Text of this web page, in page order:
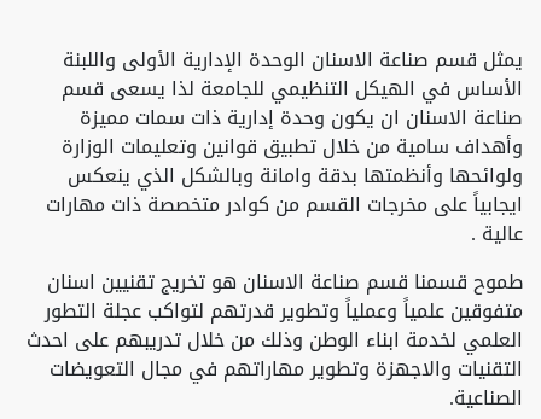
يمثل قسم صناعة الاسنان الوحدة الإدارية الأولى واللبنة
الأساس في الهيكل التنظيمي للجامعة لذا يسعى قسم
صناعة الاسنان ان يكون وحدة إدارية ذات سمات مميزة
وأهداف سامية من خلال تطبيق قوانين وتعليمات الوزارة
ولوائحها وأنظمتها بدقة وامانة وبالشكل الذي ينعكس
ايجابياً على مخرجات القسم من كوادر متخصصة ذات مهارات
عالية .
طموح قسمنا قسم صناعة الاسنان هو تخريج تقنيين اسنان
متفوقين علمياً وعملياً وتطوير قدرتهم لتواكب عجلة التطور
العلمي لخدمة ابناء الوطن وذلك من خلال تدريبهم على احدث
التقنيات والاجهزة وتطوير مهاراتهم في مجال التعويضات
الصناعية.